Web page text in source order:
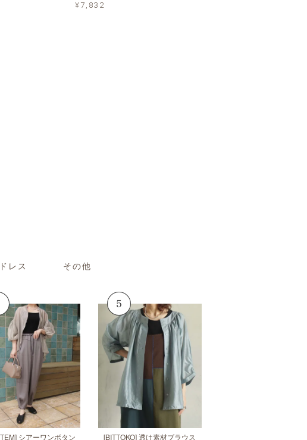
¥7,832
ドレス その他
シアーワンボタン
[BITTOKO] 透け素材ブラウス